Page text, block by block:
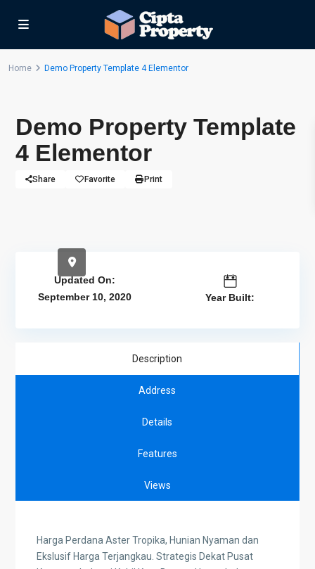
Home Demo Property Template 4 Elementor
Demo Property Template
4 Elementor
Share Favorite Print
Updated On:
September 10, 2020
Year Built:
Description
Address
Details
Features
Views
Harga Perdana Aster Tropika, Hunian Nyaman dan
Ekslusif Harga Terjangkau. Strategis Dekat Pusat